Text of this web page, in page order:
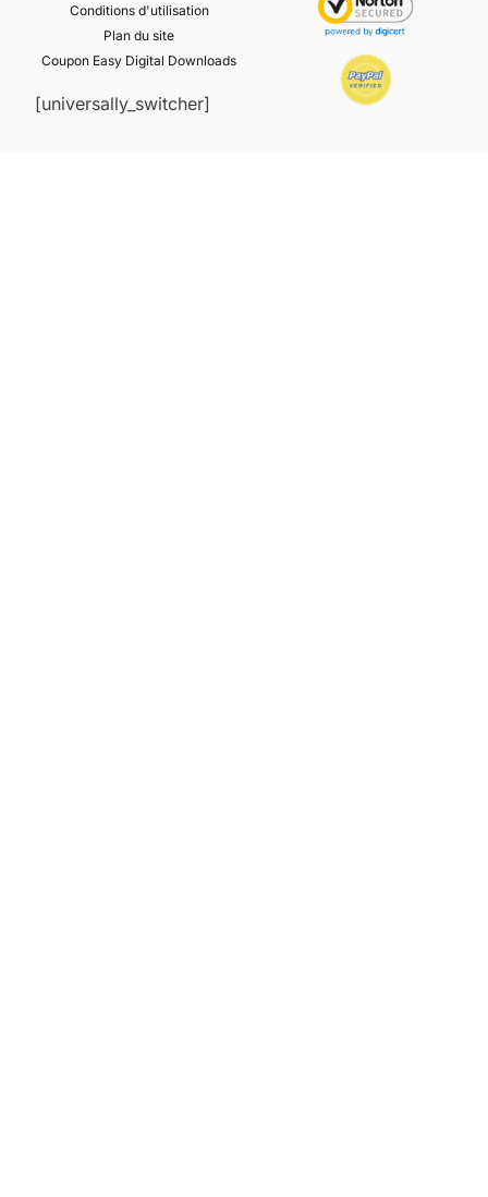
Conditions d'utilisation
Plan du site
Coupon Easy Digital Downloads
[universally_switcher]